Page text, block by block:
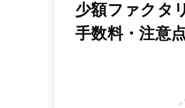
少額ファクタ
手数料・注意